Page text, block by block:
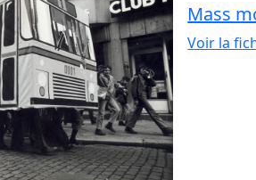
Mass
Voir la